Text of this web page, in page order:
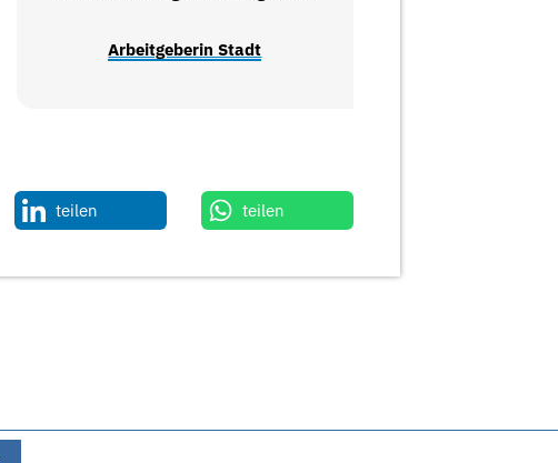
Arbeitgeberin Stadt
teilen teilen